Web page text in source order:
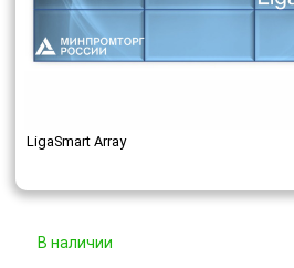
LigaSmart Array
В наличии